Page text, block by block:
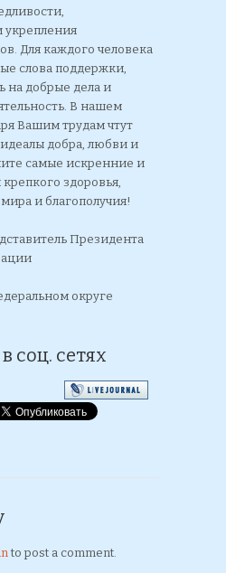
укрепления
Для каждого человека
слова поддержки,
на добрые дела и
В нашем
Вашим трудам чтут
добра, любви и
самые искренние и
здоровья,
и благополучия!
Президента
округе
соц. сетях
to post a comment.